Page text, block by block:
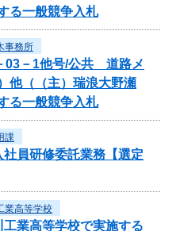
る一般競争入札
事務所
03－1他号/公共 道路メ
他（（主）瑞浪大野瀬
る一般競争入札
課
員研修委託業務【選定
業高等学校
業高等学校で実施する